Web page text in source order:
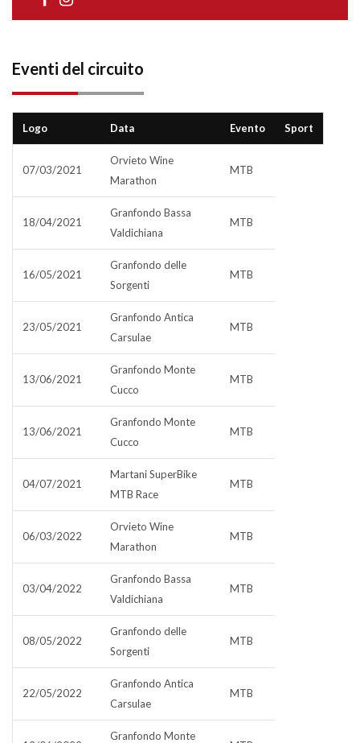
Eventi del circuito
Logo Data Evento Sport
07/03/2021
Orvieto Wine
Marathon
MTB
18/04/2021
Granfondo Bassa
Valdichiana
MTB
16/05/2021
Granfondo delle
Sorgenti
MTB
23/05/2021
Granfondo Antica
Carsulae
MTB
13/06/2021
Granfondo Monte
Cucco
MTB
13/06/2021
Granfondo Monte
Cucco
MTB
04/07/2021
Martani SuperBike
MTB Race
MTB
06/03/2022
Orvieto Wine
Marathon
MTB
03/04/2022
Granfondo Bassa
Valdichiana
MTB
08/05/2022
Granfondo delle
Sorgenti
MTB
22/05/2022
Granfondo Antica
Carsulae
MTB
Granfondo Monte